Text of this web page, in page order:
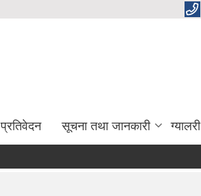
प्रतिवेदन सूचना तथा जानकारी ग्यालरी